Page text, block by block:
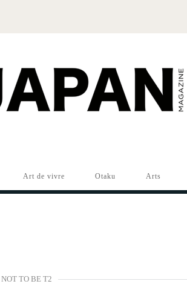
Art de vivre Otaku Arts
TO BE T2